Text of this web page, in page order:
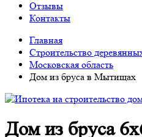
Отзывы
Контакты
Главная
Строительство
Московская область
Дом из бруса в Мытищах
Дом из бруса